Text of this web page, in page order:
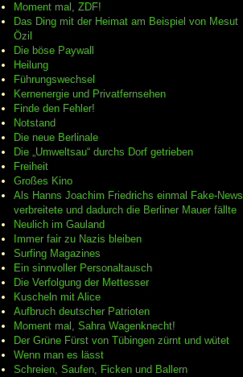
Moment mal, ZDF!
Das Ding mit der Heimat am Beispiel von Mesut
Özil
Die böse Paywall
Heilung
Führungswechsel
Kernenergie und Privatfernsehen
Finde den Fehler!
Notstand
Die neue Berlinale
Die „Umweltsau“ durchs Dorf getrieben
Freiheit
Großes Kino
Als Hanns Joachim Friedrichs einmal Fake-News
verbreitete und dadurch die Berliner Mauer fällte
Neulich im Gauland
Immer fair zu Nazis bleiben
Surfing Magazines
Ein sinnvoller Personaltausch
Die Verfolgung der Mettesser
Kuscheln mit Alice
Aufbruch deutscher Patrioten
Moment mal, Sahra Wagenknecht!
Der Grüne Fürst von Tübingen zürnt und wütet
Wenn man es lässt
Schreien, Saufen, Ficken und Ballern